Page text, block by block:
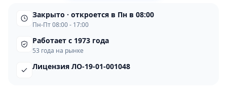
Закрыто · откроется в Пн в 08:00
Пн-Пт 08:00 - 17:00
Работает с 1973 года
53 года на рынке
Лицензия ЛО-19-01-001048